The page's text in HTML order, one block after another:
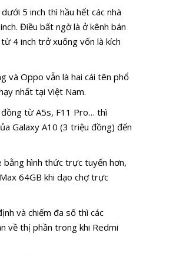
5 inch thì hầu hết các nhà
Điều bất ngờ là ở kênh bán
4 inch trở xuống vốn là kích
và Oppo vẫn là hai cái tên phổ
nhất tại Việt Nam.
từ A5s, F11 Pro… thì
Galaxy A10 (3 triệu đồng) đến
bằng hình thức trực tuyến hơn,
64GB khi dạo chợ trực
và chiếm đa số thì các
về thị phần trong khi Redmi